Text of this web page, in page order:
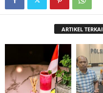
ARTIKEL